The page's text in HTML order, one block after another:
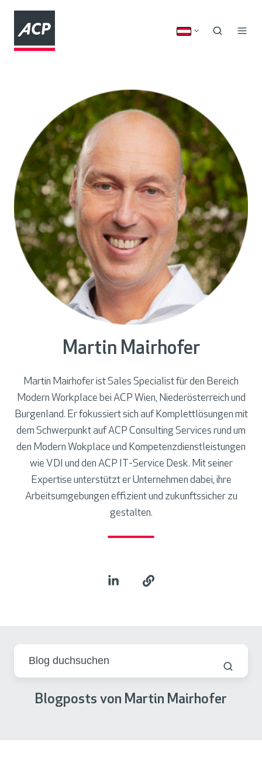
Martin Mairhofer
Martin Mairhofer ist Sales Specialist für den Bereich
Modern Workplace bei ACP Wien, Niederösterreich und
Burgenland. Er fokussiert sich auf Komplettlösungen mit
dem Schwerpunkt auf ACP Consulting Services rund um
den Modern Wokplace und Kompetenzdienstleistungen
wie VDI und den ACP IT-Service Desk. Mit seiner
Expertise unterstützt er Unternehmen dabei, ihre
Arbeitsumgebungen effizient und zukunftssicher zu
gestalten.
Blogposts von Martin Mairhofer